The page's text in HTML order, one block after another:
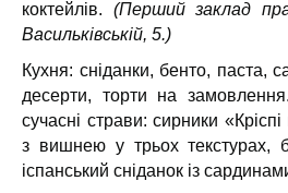
коктейлів. (Перший заклад
Васильківській, 5.)
Кухня: сніданки, бенто, паста,
десерти, торти на
сучасні страви: сирники
з вишнею у трьох текстурах,
іспанський сніданок із